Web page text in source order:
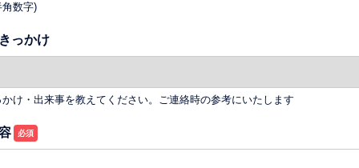
角数字)
っかけ
け・出来事を教えてください。ご連絡時の参考にいたします